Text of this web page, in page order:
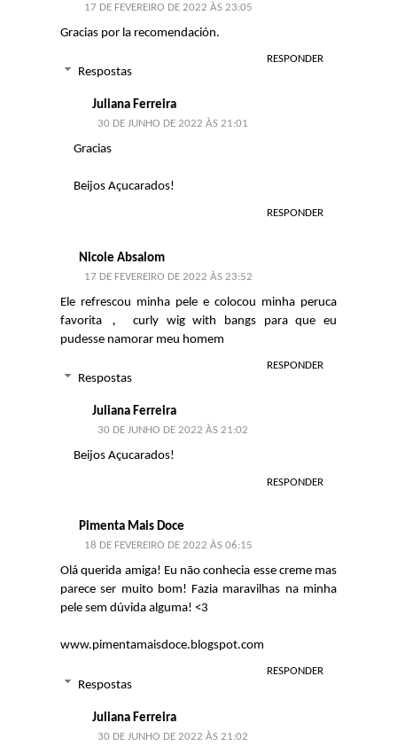
17 DE FEVEREIRO DE 2022 ÀS 23:05
Gracias por la recomendación.
RESPONDER
Respostas
Juliana Ferreira
30 DE JUNHO DE 2022 ÀS 21:01
Gracias
Beijos Açucarados!
RESPONDER
Nicole Absalom
17 DE FEVEREIRO DE 2022 ÀS 23:52
Ele refrescou minha pele e colocou minha peruca
favorita， curly wig with bangs para que eu
pudesse namorar meu homem
RESPONDER
Respostas
Juliana Ferreira
30 DE JUNHO DE 2022 ÀS 21:02
Beijos Açucarados!
RESPONDER
Pimenta Mais Doce
18 DE FEVEREIRO DE 2022 ÀS 06:15
Olá querida amiga! Eu não conhecia esse creme mas
parece ser muito bom! Fazia maravilhas na minha
pele sem dúvida alguma! <3
www.pimentamaisdoce.blogspot.com
RESPONDER
Respostas
Juliana Ferreira
30 DE JUNHO DE 2022 ÀS 21:02